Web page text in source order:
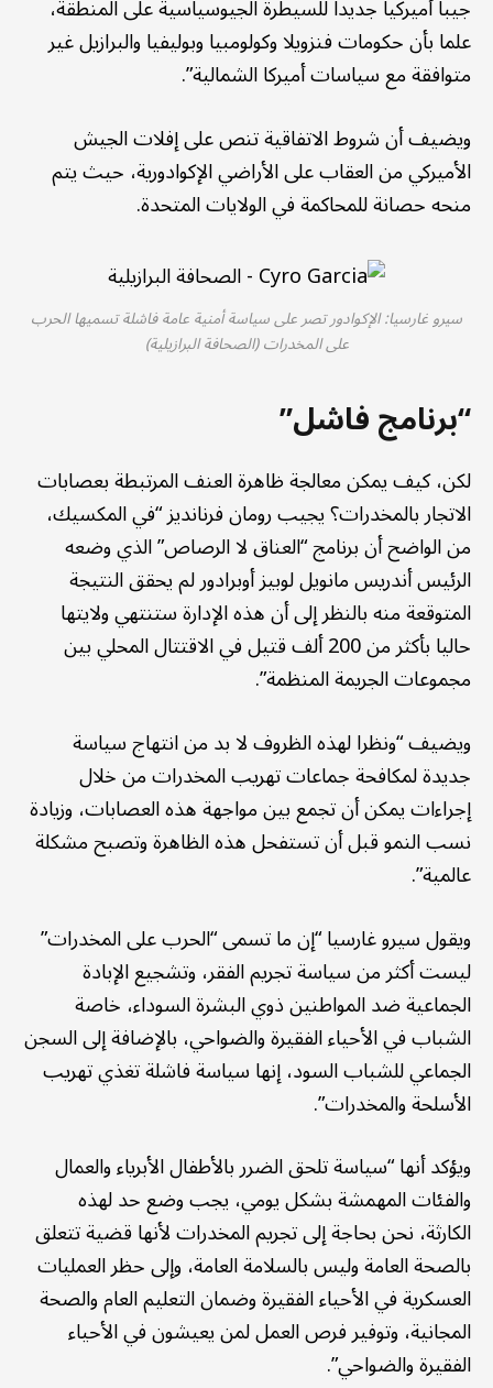
جيبا أميركيا جديدا للسيطرة الجيوسياسية على المنطقة،
علما بأن حكومات فنزويلا وكولومبيا وبوليفيا والبرازيل غير
متوافقة مع سياسات أميركا الشمالية”.
ويضيف أن شروط الاتفاقية تنص على إفلات الجيش
الأميركي من العقاب على الأراضي الإكوادورية، حيث يتم
منحه حصانة للمحاكمة في الولايات المتحدة.
سيرو غارسيا: الإكوادور تصر على سياسة أمنية عامة فاشلة تسميها الحرب
على المخدرات (الصحافة البرازيلية)
“برنامج فاشل”
لكن، كيف يمكن معالجة ظاهرة العنف المرتبطة بعصابات
الاتجار بالمخدرات؟ يجيب رومان فرنانديز “في المكسيك،
من الواضح أن برنامج “العناق لا الرصاص” الذي وضعه
الرئيس أندريس مانويل لوبيز أوبرادور لم يحقق النتيجة
المتوقعة منه بالنظر إلى أن هذه الإدارة ستنتهي ولايتها
حاليا بأكثر من 200 ألف قتيل في الاقتتال المحلي بين
مجموعات الجريمة المنظمة”.
ويضيف “ونظرا لهذه الظروف لا بد من انتهاج سياسة
جديدة لمكافحة جماعات تهريب المخدرات من خلال
إجراءات يمكن أن تجمع بين مواجهة هذه العصابات، وزيادة
نسب النمو قبل أن تستفحل هذه الظاهرة وتصبح مشكلة
عالمية”.
ويقول سيرو غارسيا “إن ما تسمى “الحرب على المخدرات”
ليست أكثر من سياسة تجريم الفقر، وتشجيع الإبادة
الجماعية ضد المواطنين ذوي البشرة السوداء، خاصة
الشباب في الأحياء الفقيرة والضواحي، بالإضافة إلى السجن
الجماعي للشباب السود، إنها سياسة فاشلة تغذي تهريب
الأسلحة والمخدرات”.
ويؤكد أنها “سياسة تلحق الضرر بالأطفال الأبرياء والعمال
والفئات المهمشة بشكل يومي، يجب وضع حد لهذه
الكارثة، نحن بحاجة إلى تجريم المخدرات لأنها قضية تتعلق
بالصحة العامة وليس بالسلامة العامة، وإلى حظر العمليات
العسكرية في الأحياء الفقيرة وضمان التعليم العام والصحة
المجانية، وتوفير فرص العمل لمن يعيشون في الأحياء
الفقيرة والضواحي”.